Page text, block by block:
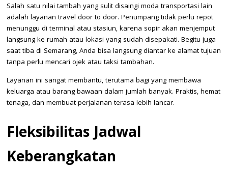
Salah satu nilai tambah yang sulit disaingi moda transportasi lain
adalah layanan travel door to door. Penumpang tidak perlu repot
menunggu di terminal atau stasiun, karena sopir akan menjemput
langsung ke rumah atau lokasi yang sudah disepakati. Begitu juga
saat tiba di Semarang, Anda bisa langsung diantar ke alamat tujuan
tanpa perlu mencari ojek atau taksi tambahan.
Layanan ini sangat membantu, terutama bagi yang membawa
keluarga atau barang bawaan dalam jumlah banyak. Praktis, hemat
tenaga, dan membuat perjalanan terasa lebih lancar.
Fleksibilitas Jadwal
Keberangkatan